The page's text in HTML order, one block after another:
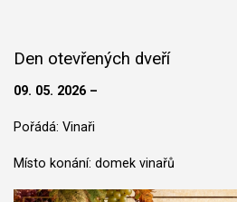
Den otevřených dveří
09. 05. 2026 –
Pořádá: Vinaři
Místo konání: domek vinařů